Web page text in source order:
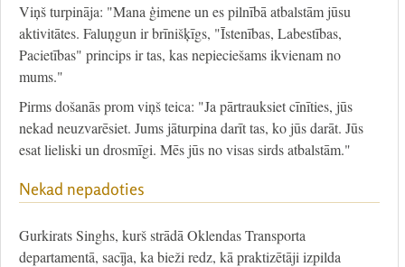
Viņš turpināja: "Mana ģimene un es pilnībā atbalstām jūsu
aktivitātes. Faluņgun ir brīnišķīgs, "Īstenības, Labestības,
Pacietības" princips ir tas, kas nepieciešams ikvienam no
mums."
Pirms došanās prom viņš teica: "Ja pārtrauksiet cīnīties, jūs
nekad neuzvarēsiet. Jums jāturpina darīt tas, ko jūs darāt. Jūs
esat lieliski un drosmīgi. Mēs jūs no visas sirds atbalstām."
Nekad nepadoties
Gurkirats Singhs, kurš strādā Oklendas Transporta
departamentā, sacīja, ka bieži redz, kā praktizētāji izpilda